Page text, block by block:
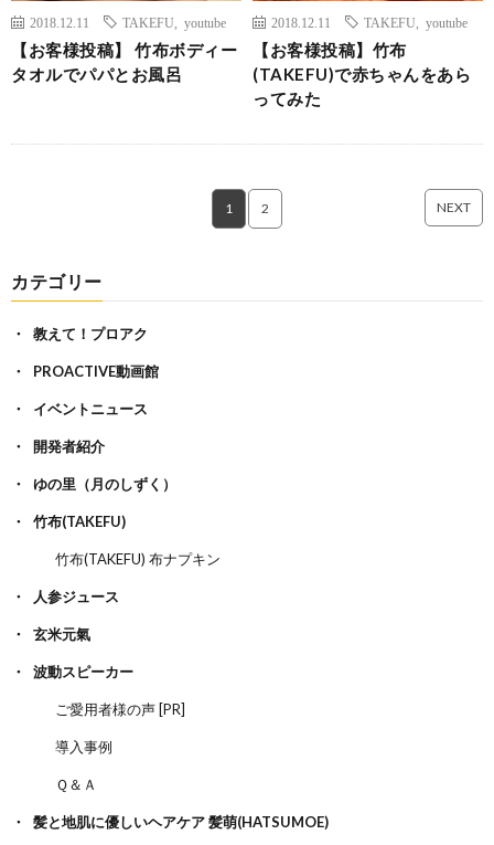
2018.12.11 TAKEFU youtube
【お客様投稿】 竹布ボディー
タオルでパパとお風呂
2018.12.11 TAKEFU youtube
【お客様投稿】竹布
(TAKEFU)で赤ちゃんをあら
ってみた
1 2 NEXT
カテゴリー
教えて！プロアク
PROACTIVE動画館
イベントニュース
開発者紹介
ゆの里（月のしずく）
竹布(TAKEFU)
竹布(TAKEFU) 布ナプキン
人参ジュース
玄米元氣
波動スピーカー
ご愛用者様の声 [PR]
導入事例
Ｑ＆Ａ
髪と地肌に優しいヘアケア 髪萌(HATSUMOE)